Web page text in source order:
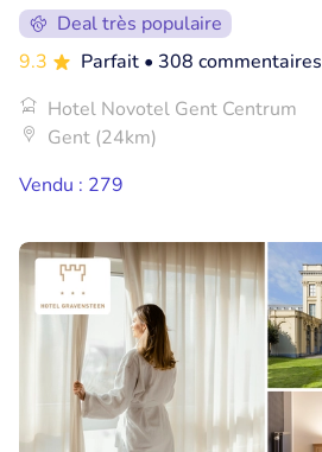
Deal très populaire
9.3
Parfait • 308 commentaires
Hotel Novotel Gent Centrum
Gent (24km)
Vendu : 279